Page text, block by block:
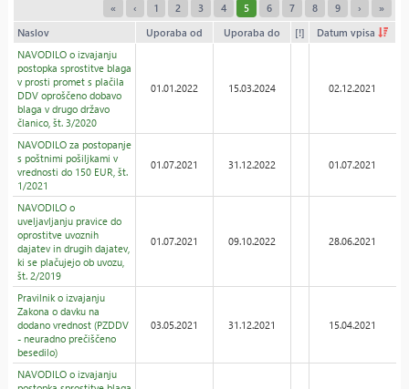
«
‹ 1 2 3 4 5 6 7 8 9 › »
Naslov Uporaba od Uporaba do [!]
Datum vpisa
NAVODILO o izvajanju
postopka sprostitve blaga
v prosti promet s plačila
DDV oproščeno dobavo
blaga v drugo državo
članico, št. 3/2020
01.01.2022 15.03.2024 02.12.2021
NAVODILO za postopanje
s poštnimi pošiljkami v
vrednosti do 150 EUR, št.
1/2021
01.07.2021 31.12.2022 01.07.2021
NAVODILO o
uveljavljanju pravice do
oprostitve uvoznih
dajatev in drugih dajatev,
ki se plačujejo ob uvozu,
št. 2/2019
01.07.2021 09.10.2022 28.06.2021
Pravilnik o izvajanju
Zakona o davku na
dodano vrednost (PZDDV
- neuradno prečiščeno
besedilo)
03.05.2021 31.12.2021 15.04.2021
NAVODILO o izvajanju